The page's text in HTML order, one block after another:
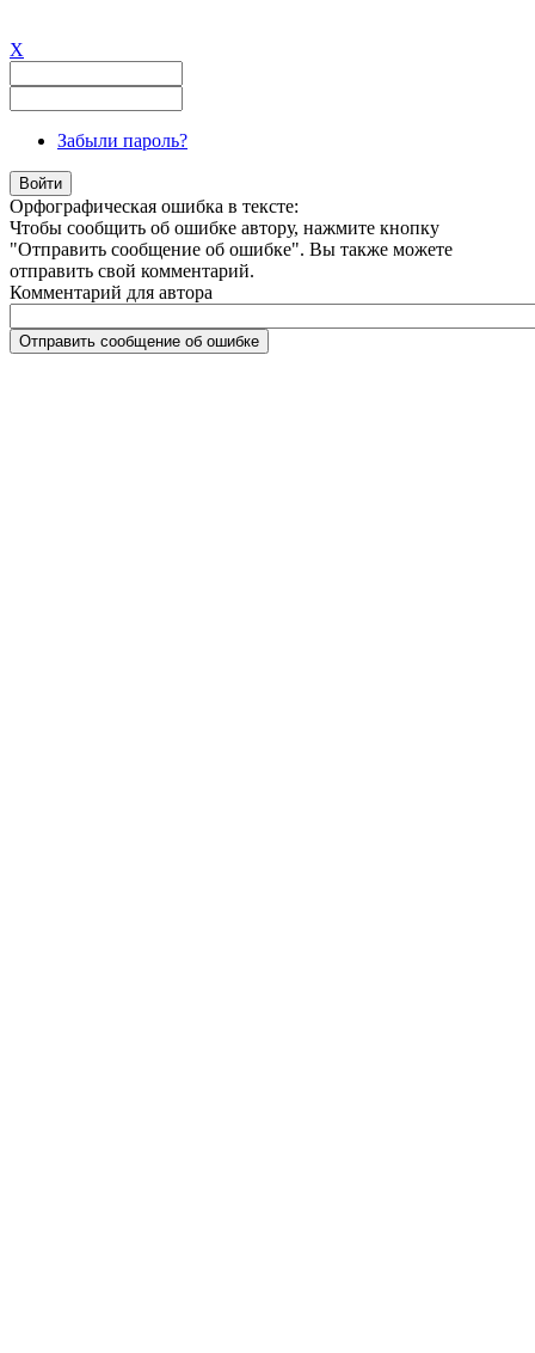
X
Забыли пароль?
Орфографическая ошибка в тексте:
Чтобы сообщить об ошибке автору, нажмите кнопку
"Отправить сообщение об ошибке". Вы также можете
отправить свой комментарий.
Комментарий для автора